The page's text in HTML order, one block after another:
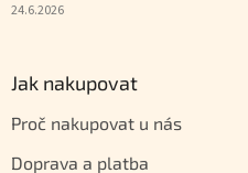
24.6.2026
Jak nakupovat
Proč nakupovat u nás
Doprava a platba